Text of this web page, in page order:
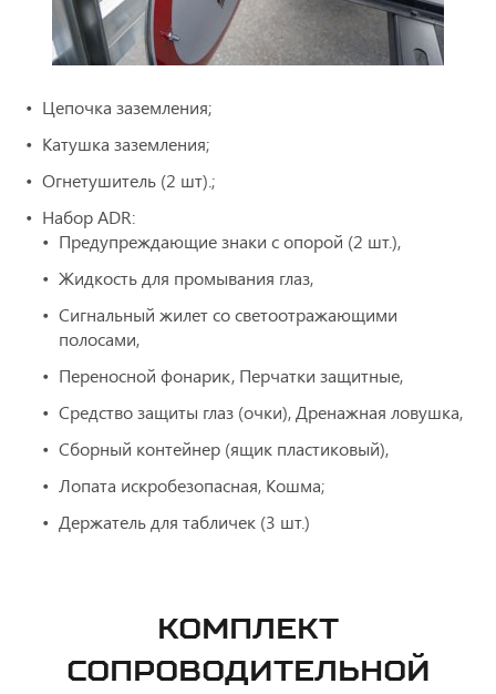
Цепочка заземления;
Катушка заземления;
Огнетушитель (2 шт).;
Набор ADR:
Предупреждающие знаки с опорой (2 шт.),
Жидкость для промывания глаз,
Сигнальный жилет со светоотражающими
полосами,
Переносной фонарик, Перчатки защитные,
Средство защиты глаз (очки), Дренажная ловушка,
Сборный контейнер (ящик пластиковый),
Лопата искробезопасная, Кошма;
Держатель для табличек (3 шт.)
КОМПЛЕКТ
СОПРОВОДИТЕЛЬНОЙ